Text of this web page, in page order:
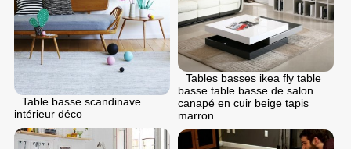
Table basse scandinave
intérieur déco
Tables basses ikea fly table
basse table basse de salon
canapé en cuir beige tapis
marron